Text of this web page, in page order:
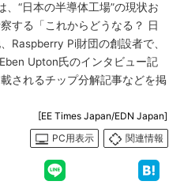
“日本の半導体工場”の現状お
する「これからどうなる？ 日
Raspberry Pi財団の創設者で、
Upton氏のインタビュー記
されるチップ分解記事などを掲
[EE Times Japan/EDN Japan]
PC用表示
関連情報